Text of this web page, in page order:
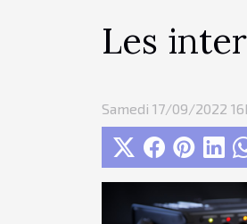
Les
Samedi 17/09/2022